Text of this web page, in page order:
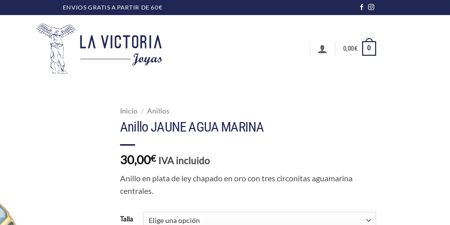
ENVIOS GRATIS A PARTIR DE 60€
0,00€ 0
Inicio / Anillos
Anillo JAUNE AGUA MARINA
30,00€ IVA incluido
Anillo en plata de ley chapado en oro con tres circonitas aguamarina
centrales.
Talla